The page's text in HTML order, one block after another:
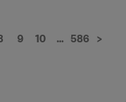
9 10 … 586 >